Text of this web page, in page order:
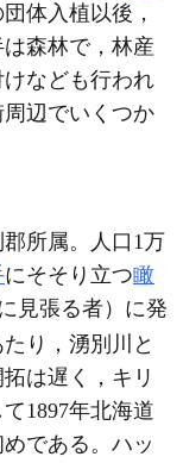
体入植以後，
森林で，林産
けなども行われ
辺でいくつか
所属。人口1万
にそそり立つ瞰
見張る者）に発
り，湧別川と
は遅く，キリ
1897年北海道
である。ハッ